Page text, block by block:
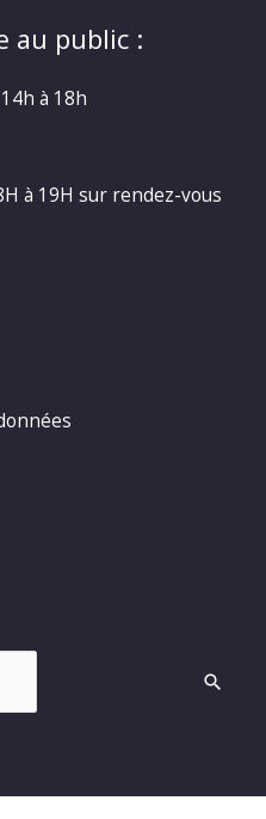
au public :
à 18h
à 19H sur rendez-vous